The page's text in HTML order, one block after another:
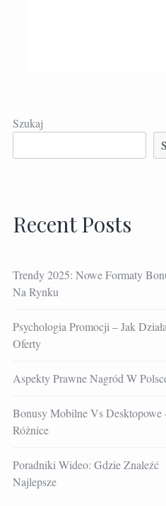
Szukaj
Recent Posts
Trendy 2025: Nowe Formaty
Na Rynku
Psychologia Promocji – Jak
Oferty
Aspekty Prawne Nagród W
Bonusy Mobilne Vs Desktopowe
Różnice
Poradniki Wideo: Gdzie Znaleźć
Najlepsze